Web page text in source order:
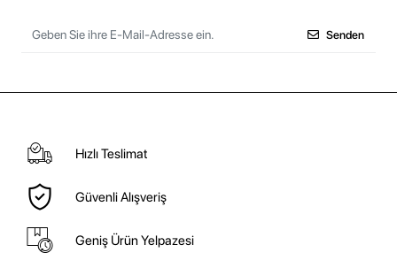
Senden
Hızlı Teslimat
Güvenli Alışveriş
Geniş Ürün Yelpazesi